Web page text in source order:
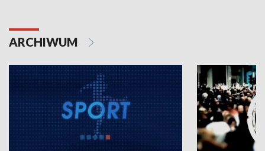
ARCHIWUM